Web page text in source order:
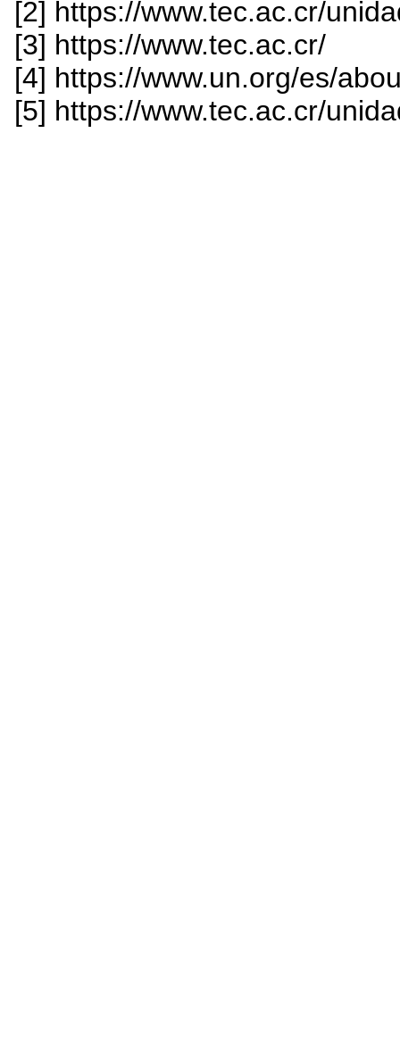
[2] https://www.tec.ac.cr/
[3] https://www.tec.ac.cr/
[4] https://www.un.org/es/
[5] https://www.tec.ac.cr/